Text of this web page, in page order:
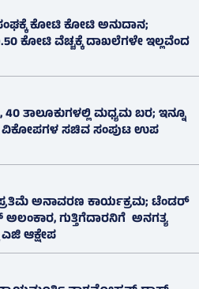
ಕೋಟಿ ಕೋಟಿ ಅನುದಾನ;
ಕೋಟಿ ವೆಚ್ಚಕ್ಕೆ ದಾಖಲೆಗಳೇ ಇಲ್ಲವೆಂದ
40 ತಾಲೂಕುಗಳಲ್ಲಿ ಮಧ್ಯಮ ಬರ; ಇನ್ನೂ
ವಿಕೋಪಗಳ ಸಚಿವ ಸಂಪುಟ ಉಪ
ಪ್ರತಿಮೆ ಅನಾವರಣ ಕಾರ್ಯಕ್ರಮ; ಟೆಂಡರ್
ಗುತ್ತಿಗೆದಾರನಿಗೆ ಅನಗತ್ಯ
ಎಜಿ ಆಕ್ಷೇಪ